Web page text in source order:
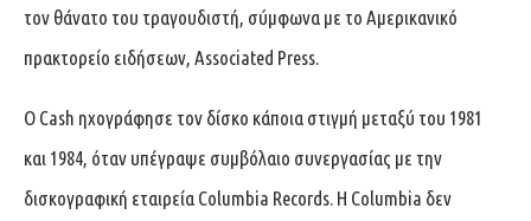
τον θάνατο του τραγουδιστή, σύμφωνα με το Αμερικανικό
πρακτορείο ειδήσεων, Associated Press.
Ο Cash ηχογράφησε τον δίσκο κάποια στιγμή μεταξύ του 1981
και 1984, όταν υπέγραψε συμβόλαιο συνεργασίας με την
δισκογραφική εταιρεία Columbia Records. Η Columbia δεν